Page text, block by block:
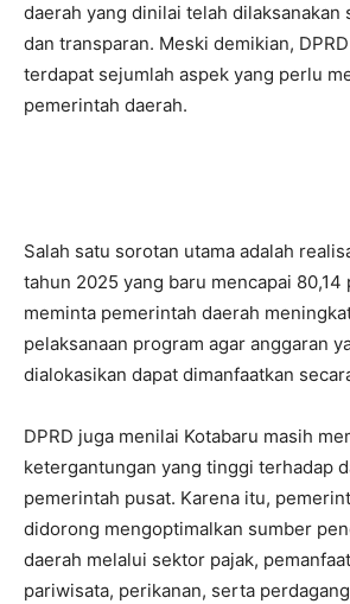
daerah yang dinilai telah dilaksanakan
dan transparan. Meski demikian,
terdapat sejumlah aspek yang perlu
pemerintah daerah.
Salah satu sorotan utama adalah
tahun 2025 yang baru mencapai 80,14
meminta pemerintah daerah
pelaksanaan program agar anggaran
dialokasikan dapat dimanfaatkan
DPRD juga menilai Kotabaru masih
ketergantungan yang tinggi terhadap
pemerintah pusat. Karena itu,
didorong mengoptimalkan sumber
daerah melalui sektor pajak,
pariwisata, perikanan, serta